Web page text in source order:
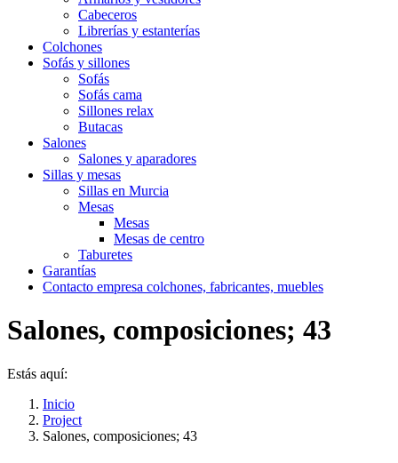
Cabeceros
Librerías y estanterías
Colchones
Sofás y sillones
Sofás
Sofás cama
Sillones relax
Butacas
Salones
Salones y aparadores
Sillas y mesas
Sillas en Murcia
Mesas
Mesas
Mesas de centro
Taburetes
Garantías
Contacto empresa colchones, fabricantes, muebles
Salones, composiciones; 43
Estás aquí:
Inicio
Project
Salones, composiciones; 43